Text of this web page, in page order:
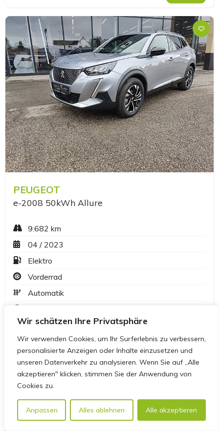
Wir schätzen Ihre Privatsphäre
Wir verwenden Cookies, um Ihr Surferlebnis zu verbessern,
personalisierte Anzeigen oder Inhalte einzusetzen und
unseren Datenverkehr zu analysieren. Wenn Sie auf „Alle
akzeptieren" klicken, stimmen Sie der Anwendung von
Cookies zu.
Anpassen Alles ablehnen Alle akzeptieren